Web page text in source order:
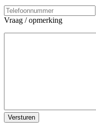
Vraag / opmerking